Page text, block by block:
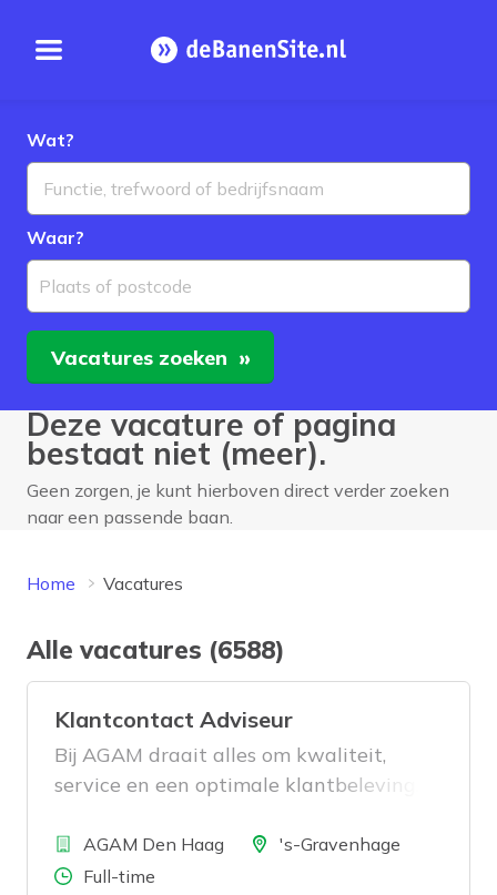
Open menu Homepage
Wat?
Waar?
Plaats of postcode
Vacatures zoeken
Deze vacature of pagina
bestaat niet (meer).
Geen zorgen, je kunt hierboven direct verder zoeken
naar een passende baan.
Home Vacatures
Alle vacatures (6588)
Klantcontact Adviseur
Bij AGAM draait alles om kwaliteit,
service en een optimale klantbeleving.
BedrijfAGAM Den Haag Locatie's-Gravenhage
Aantal uren
Full-time